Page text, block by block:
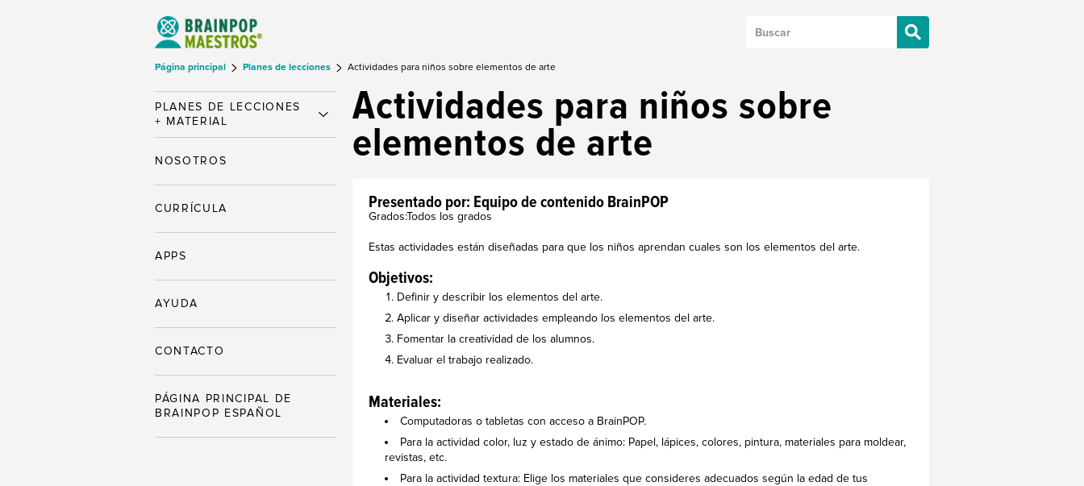
Página principal Planes de lecciones Actividades para niños sobre elementos de arte
Actividades para niños sobre
elementos de arte
Presentado por: Equipo de contenido BrainPOP
Grados:Todos los grados
Estas actividades están diseñadas para que los niños aprendan cuales son los elementos del arte.
Objetivos:
Definir y describir los elementos del arte.
Aplicar y diseñar actividades empleando los elementos del arte.
Fomentar la creatividad de los alumnos.
Evaluar el trabajo realizado.
Materiales:
Computadoras o tabletas con acceso a BrainPOP.
Para la actividad color, luz y estado de ánimo: Papel, lápices, colores, pintura, materiales para moldear,
revistas, etc.
Para la actividad textura: Elige los materiales que consideres adecuados según la edad de tus
PLANES DE LECCIONES
+ MATERIAL
NOSOTROS
CURRÍCULA
APPS
AYUDA
CONTACTO
PÁGINA PRINCIPAL DE
BRAINPOP ESPAÑOL